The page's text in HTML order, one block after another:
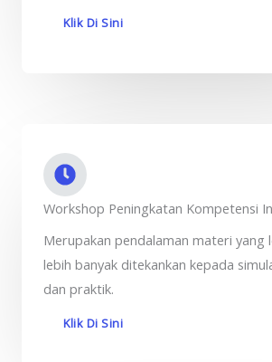
Klik Di Sini
Workshop Peningkatan Kompetensi
Merupakan pendalaman materi yang
lebih banyak ditekankan kepada
dan praktik.
Klik Di Sini